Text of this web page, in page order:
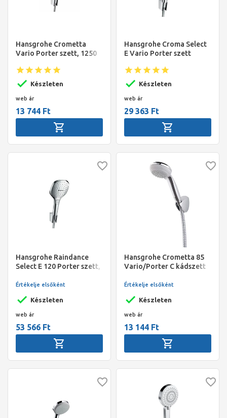
Hansgrohe Crometta
Vario Porter szett, 1250
Készleten
web ár
13 744 Ft
Hansgrohe Croma Select
E Vario Porter szett
Készleten
web ár
29 363 Ft
Hansgrohe Raindance
Select E 120 Porter szett,
1600 mm-es Isiflex
Készleten
Értékelje elsőként
web ár
53 566 Ft
Hansgrohe Crometta 85
Vario/Porter C kádszett
Készleten
Értékelje elsőként
web ár
13 144 Ft